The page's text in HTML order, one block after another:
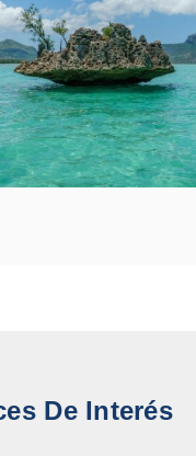
De Interés